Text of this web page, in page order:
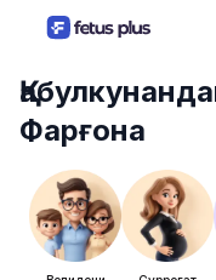
Фарғона